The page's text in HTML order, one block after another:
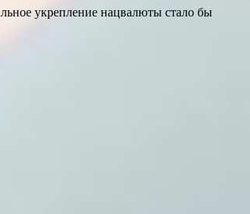
укрепление нацвалюты стало бы